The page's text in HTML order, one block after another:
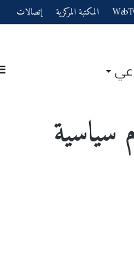
المكتبة المركزية إتصالات
سياسية​